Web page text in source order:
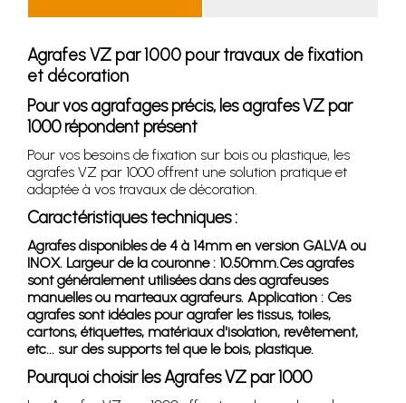
Agrafes VZ par 1000 pour travaux de fixation
et décoration
Pour vos agrafages précis, les agrafes VZ par
1000 répondent présent
Pour vos besoins de fixation sur bois ou plastique, les
agrafes VZ par 1000 offrent une solution pratique et
adaptée à vos travaux de décoration.
Caractéristiques techniques :
Agrafes disponibles de 4 à 14mm en version GALVA ou
INOX. Largeur de la couronne : 10.50mm.Ces agrafes
sont généralement utilisées dans des agrafeuses
manuelles ou marteaux agrafeurs. Application : Ces
agrafes sont idéales pour agrafer les tissus, toiles,
cartons, étiquettes, matériaux d'isolation, revêtement,
etc... sur des supports tel que le bois, plastique.
Pourquoi choisir les Agrafes VZ par 1000